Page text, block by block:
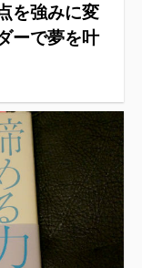
を強みに変
ーで夢を叶